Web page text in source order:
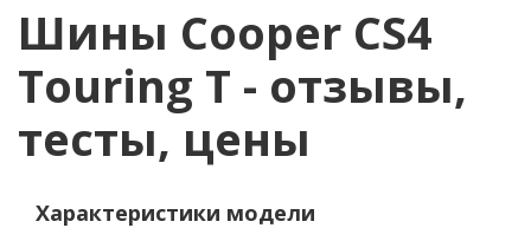
Шины Cooper CS4
Touring T - отзывы,
тесты, цены
Характеристики модели